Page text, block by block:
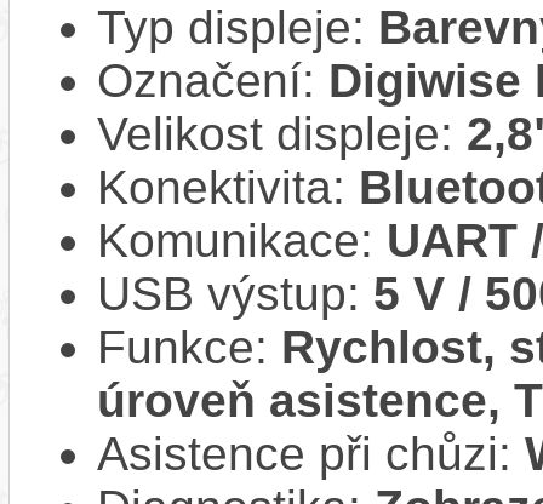
Typ displeje:
Označení: Digiwise
Velikost displeje:
Konektivita:
Komunikace: UART
USB výstup: 5 V /
Funkce: Rychlost,
úroveň asistence,
Asistence při chůzi: